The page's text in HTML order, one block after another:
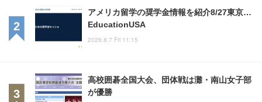
アメリカ留学の奨学金情報を紹介8/27東京…
EducationUSA
2026.8.7 Fri 11:15
高校囲碁全国大会、団体戦は灘・南山女子部
が優勝